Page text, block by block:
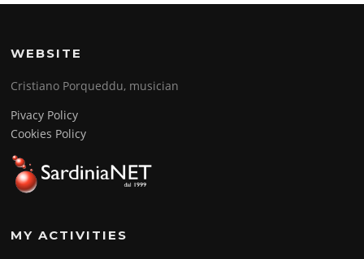
WEBSITE
Cristiano Porqueddu, musician
Pivacy Policy
Cookies Policy
MY ACTIVITIES